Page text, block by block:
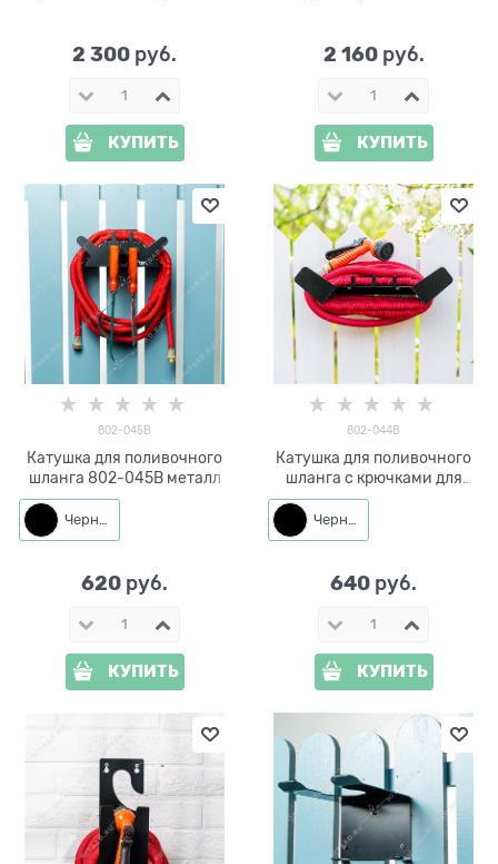
2 300 руб.
КУПИТЬ
2 160 руб.
КУПИТЬ
802-045B
Катушка для поливочного
шланга 802-045B металл
Черный
620 руб.
КУПИТЬ
802-044B
Катушка для поливочного
шланга c крючками для
инвентаря 802-044B
металл
Черный
640 руб.
КУПИТЬ